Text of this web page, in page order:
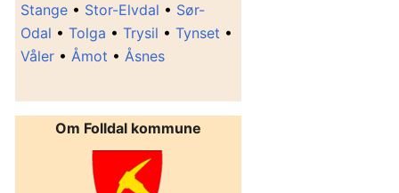
Stange • Stor-Elvdal • Sør-
Odal • Tolga • Trysil • Tynset •
Våler • Åmot • Åsnes
Om Folldal kommune